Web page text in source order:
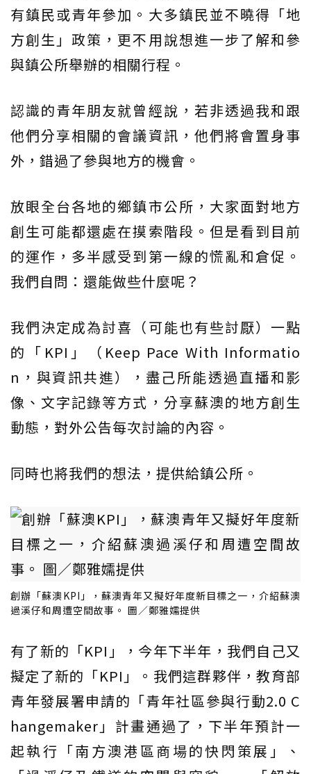
有鎮民或青年參加。大多鎮民並不曉得「地
方創生」政策，更不用說想進一步了解和參
與鎮公所舉辦的相關行程。
認識的青年朋友就曾經說，若非透過我和跟
他們分享相關的會議資訊，他們將會置身事
外，錯過了參與地方的機會。
放眼全台各地的鄉鎮市公所，大家面對地方
創生可能都還處在摸索階段。但是看到目前
的運作，多半感受到第一線的慌亂和倉促。
我們自問：還能做些什麼呢？
我們決定成為討喜（可能也有些討厭）一點
的「KPI」（Keep Pace With Informatio
n，與資訊共進），盡己所能透過直播和影
像、文字記錄等方式，分享蘇澳的地方創生
動態，對外公告每次討論的內容。
同時也將我們的想法，提供給鎮公所。
創辦「蘇澳KPI」，蘇澳青年又擬好年度新目標之一，介紹蘇澳
過溪仔和周遭空間故事。 圖／鄭雅嬬提供
有了新的「KPI」，今年下半年，我們自己又
擬定了新的「KPI」。我們這群夥伴，教育部
青年發展署申請的「青年社區參與行動2.0 C
hangemaker」計畫通過了，下半年預計一
起執行「南方澳港區商場的快閃策展」、